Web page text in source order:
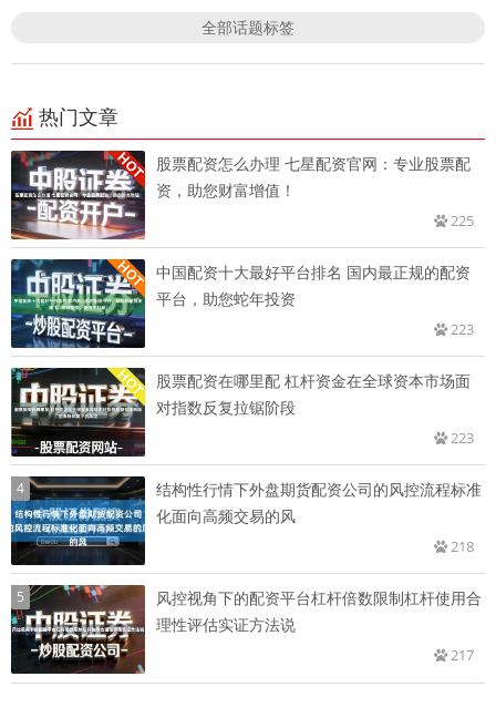
全部话题标签
热门文章
股票配资怎么办理 七星配资官网：专业股票配
资，助您财富增值！
225
中国配资十大最好平台排名 国内最正规的配资
平台，助您蛇年投资
223
股票配资在哪里配 杠杆资金在全球资本市场面
对指数反复拉锯阶段
223
4
结构性行情下外盘期货配资公司的风控流程标准
化面向高频交易的风
218
5
风控视角下的配资平台杠杆倍数限制杠杆使用合
理性评估实证方法说
217